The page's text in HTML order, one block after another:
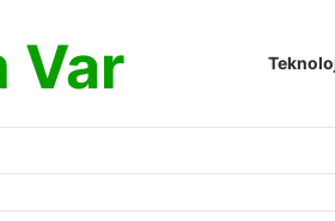
Var Anasayfa